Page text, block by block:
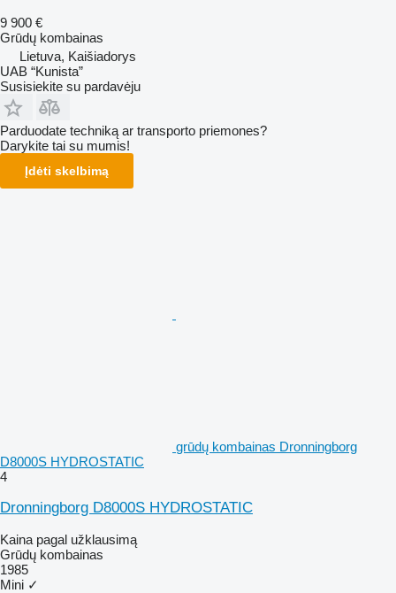
9 900 €
Grūdų kombainas
Lietuva, Kaišiadorys
UAB “Kunista”
Susisiekite su pardavėju
Parduodate techniką ar transporto priemones?
Darykite tai su mumis!
Įdėti skelbimą
grūdų kombainas Dronningborg
D8000S HYDROSTATIC
4
Dronningborg D8000S HYDROSTATIC
Kaina pagal užklausimą
Grūdų kombainas
1985
Mini ✓